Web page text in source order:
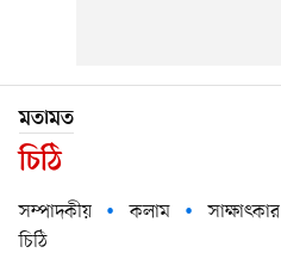
মতামত
চিঠি
সম্পাদকীয় কলাম সাক্ষাৎকার
চিঠি